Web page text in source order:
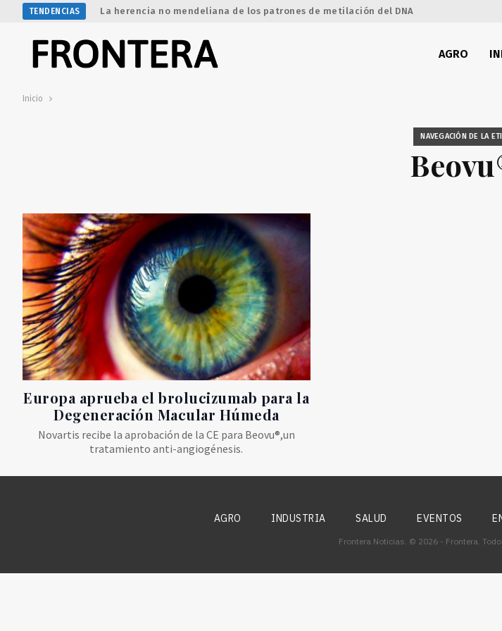
TENDENCIAS La herencia no mendeliana de los patrones de metilación del DNA
AGRO
Inicio
NAVEGACIÓN DE LA
Europa aprueba el brolucizumab para la
Degeneración Macular Húmeda
Novartis recibe la aprobación de la CE para Beovu®,un
tratamiento anti-angiogénesis.
AGRO INDUSTRIA SALUD EVENTOS
Frontera Noticias. © 2026 - Frontera.